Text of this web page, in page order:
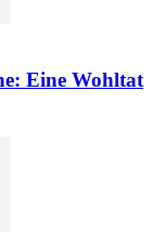
Eine Wohltat